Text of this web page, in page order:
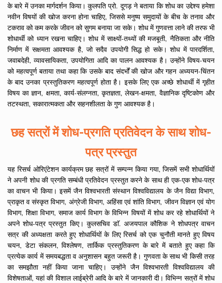
के बारे में उनका मार्गदर्शन किया। कुलपति प्रो. दूगड़ ने बताया कि शोध का उद्देश्य हमेशा
नवीन विषयों की खोज करना होना चाहिए, जिससे मनुष्य समुदायों के बीच के तनाव और
टकराव को कम करके जीवन को सुगम बनाया जा सके। शोध में गुणवत्ता लाने की तरफ भी
शोधार्थी को ध्यान रखना चाहिए। शोध में साक्ष्यों-तथ्यों की मजबूती, नैतिकता और नीति
निर्माण में सक्षमता आवश्यक है, जो सदैव उपयोगी सिद्ध हो सके। शोध में पारदर्शिता,
जवाबदेही, व्यावसायिकता, उपयोगिता आदि का पालन आवश्यक है। उन्होंने विषय-चयन
को महत्वपूर्ण बताया तथा कहा कि उसके बाद संदर्भों की खोज और गहन अध्ययन-चिंतन
के बाद उनका प्रस्तुतिकरण महत्वपूर्ण होता है। इसके लिए एक अच्छे शोधार्थी में गृहीत
विषय का ज्ञान, क्षमता, कार्य-संलग्नता, कृतज्ञता, लेखन-क्षमता, वैज्ञानिक दृष्टिकोण और
तटस्थता, सकारात्मकता और सहनशीलता के गुण आवश्यक है।
छह सत्रों में शोध-प्रगति प्रतिवेदन के साथ शोध-
पत्र प्रस्तुत
यह रिसर्च ओरिएंटेशन कार्यक्रम छह सत्रों में सम्पन्न किया गया, जिसमें सभी शोधार्थियों
ने अपनी शोध की प्रगति सम्बंधी प्रतिवेदन प्रस्तुत करने के साथ ही एक-एक शोध-पत्र
का वाचन भी किया। इसमें जैन विश्वभारती संस्थान विश्वविद्यालय के जैन विद्या विभाग,
प्राकृत व संस्कृत विभाग, अंग्रेजी विभाग, अहिंसा एवं शांति विभाग, जीवन विज्ञान एवं योग
विभाग, शिक्षा विभाग, समाज कार्य विभाग के विभिन्न विषयों में शोध कर रहे शोधार्थियों ने
अपने शोध-पत्र प्रस्तुत किए। कुलसचिव डाॅ. अजयपाल कौशिक ने शोधपत्र वाचन
सत्र की अध्यक्षता करते हुए शोधार्थियों के लिए रिसर्च को एक चुनौती मानते हुए विषय
चयन, डेटा संकलन, विश्लेषण, तार्किक प्रस्तुतिकरण के बारे में बताते हुए कहा कि
प्रत्येक कार्य में समयबद्धता व अनुशासन बहुत जरूरी है। गुणवता के साथ भी किसी तरह
का समझौता नहीं किया जाना चाहिए। उन्होंने जैन विश्वभारती विश्वविद्यालय की
विशेषताओं, यहां की विशाल लाईब्रेरी आदि के बारे में जानकारी दी। विभिन्न सत्रों में शोध